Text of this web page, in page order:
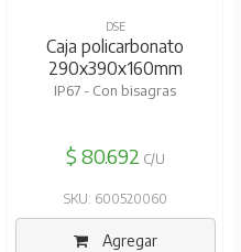
DSE
Caja policarbonato
290x390x160mm
IP67 - Con bisagras
$ 80.692 C/U
SKU: 600520060
Agregar